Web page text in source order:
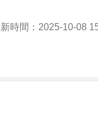
時間：2025-10-08